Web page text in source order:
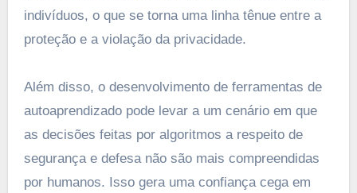
indivíduos, o que se torna uma linha tênue entre a
proteção e a violação da privacidade.
Além disso, o desenvolvimento de ferramentas de
autoaprendizado pode levar a um cenário em que
as decisões feitas por algoritmos a respeito de
segurança e defesa não são mais compreendidas
por humanos. Isso gera uma confiança cega em